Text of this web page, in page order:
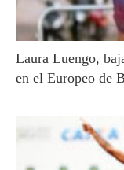
Laura Luengo,
en el Europeo de